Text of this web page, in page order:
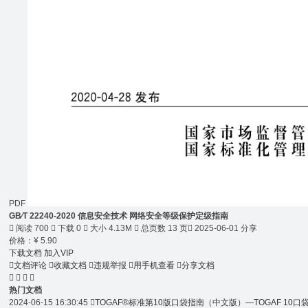
PDF
GB∕T 22240-2020 信息安全技术 网络安全等级保护定级指南
 阅读 700  下载 0  大小 4.13M  总页数 13 页 2025-06-01 分享
价格：¥5.90
下载文档加入VIP
文档评论 收藏文档 违规举报 用手机查看 分享文档
   
热门文档
2024-06-15 16:30:45 TOGAF®标准第10版口袋指南（中文版）—TOGAF 10口